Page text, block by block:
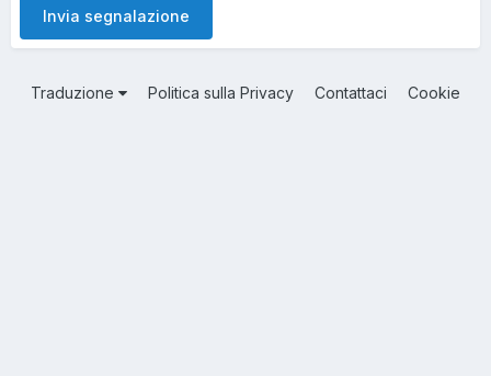
Invia segnalazione
Traduzione Politica sulla Privacy Contattaci Cookie